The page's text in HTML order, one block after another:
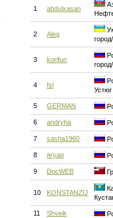
1 abdulxasan
2 Aleg
3 korifun
4 fsl
Устюг
5 GERMAN
6 andryha
7 sasha1960
8 ягуар
9 DocWEB
10 KONSTANZIJ
11 Shveik